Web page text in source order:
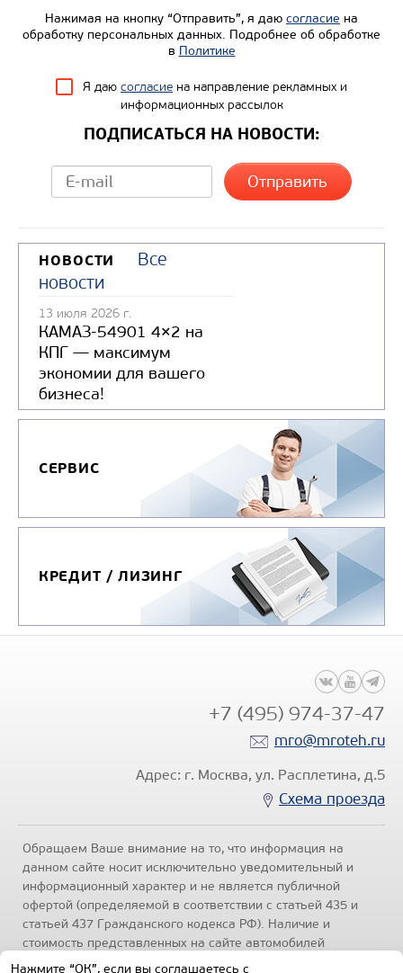
Производитель
Экологический класс
Вместимость кузова, м3
Направление разгрузки
Узнать цену
Нажимая на кнопку “Отправить”, я даю согласие на
обработку персональных данных. Подробнее об обработке
в Политике
Я даю согласие на направление рекламных и
информационных рассылок
ПОДПИСАТЬСЯ НА НОВОСТИ:
НОВОСТИ
Все
новости
13 июля 2026 г.
КАМАЗ-54901 4×2 на
КПГ — максимум
экономии для вашего
бизнеса!
СЕРВИС
КРЕДИТ / ЛИЗИНГ
+7 (495) 974-37-47
mro@mroteh.ru
Адрес: г. Москва, ул. Расплетина, д.5
Схема проезда
Обращаем Ваше внимание на то, что информация на
данном сайте носит исключительно уведомительный и
информационный характер и не является публичной
офертой (определяемой в соответствии с статьей 435 и
статьей 437 Гражданского кодекса РФ). Наличие и
стоимость представленных на сайте автомобилей
уточняйте по телефонам отделов продаж, представленных
Нажмите “ОК”, если вы соглашаетесь с